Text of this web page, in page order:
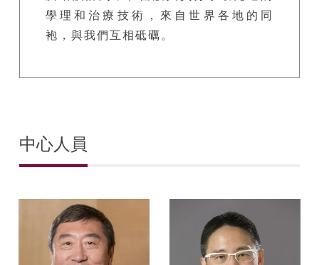
學理和治療技術，來自世界各地的同
袍，與我們互相砥礪。
中心人員